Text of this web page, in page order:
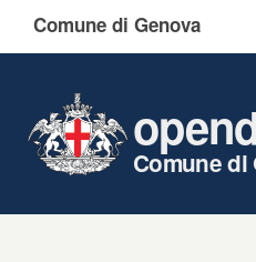
Comune di Genova
Comune di